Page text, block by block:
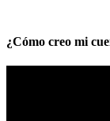
¿Cómo creo mi